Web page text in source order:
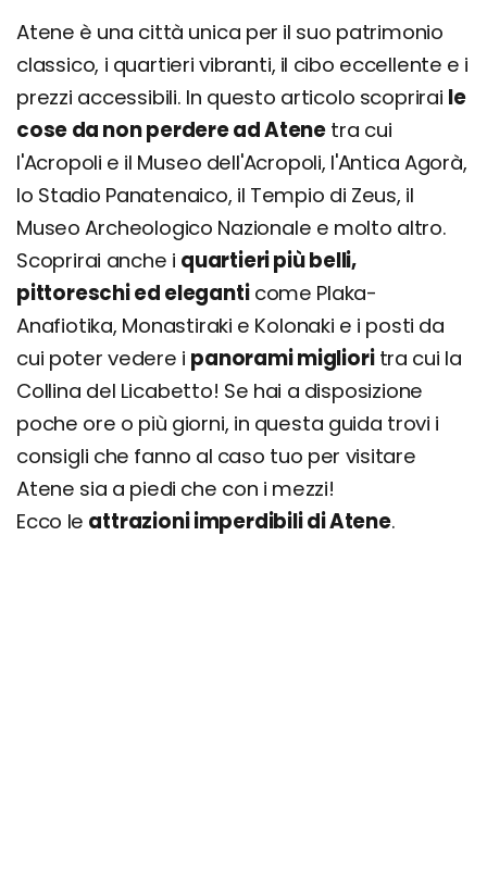
Atene è una città unica per il suo patrimonio
classico, i quartieri vibranti, il cibo eccellente e i
prezzi accessibili. In questo articolo scoprirai le
cose da non perdere ad Atenetra cui
l'Acropoli e il Museo dell'Acropoli, l'Antica Agorà,
lo Stadio Panatenaico, il Tempio di Zeus, il
Museo Archeologico Nazionale e molto altro.
Scoprirai anche i quartieri più belli,
pittoreschi ed eleganticome Plaka-
Anafiotika, Monastiraki e Kolonaki e i posti da
cui poter vedere i panorami miglioritra cui la
Collina del Licabetto! Se hai a disposizione
poche ore o più giorni, in questa guida trovi i
consigli che fanno al caso tuo per visitare
Atene sia a piedi che con i mezzi!
Ecco le attrazioni imperdibili di Atene.